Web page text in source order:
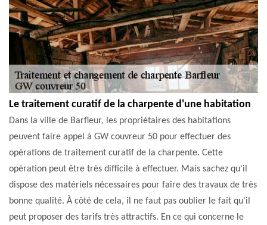
Le traitement curatif de la charpente d'une habitation
Dans la ville de Barfleur, les propriétaires des habitations
peuvent faire appel à GW couvreur 50 pour effectuer des
opérations de traitement curatif de la charpente. Cette
opération peut être très difficile à effectuer. Mais sachez qu'il
dispose des matériels nécessaires pour faire des travaux de très
bonne qualité. À côté de cela, il ne faut pas oublier le fait qu'il
peut proposer des tarifs très attractifs. En ce qui concerne le